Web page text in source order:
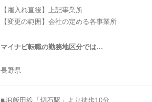
【雇入れ直後】上記事業所
【変更の範囲】会社の定める各事業所
マイナビ転職の勤務地区分では…
長野県
■JR飯田線「切石駅」より徒歩10分